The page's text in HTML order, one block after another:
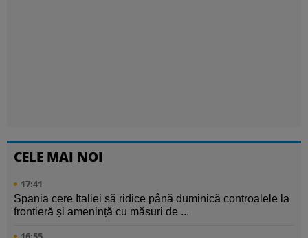
CELE MAI NOI
17:41
Spania cere Italiei să ridice până duminică controalele la
frontieră și amenință cu măsuri de ...